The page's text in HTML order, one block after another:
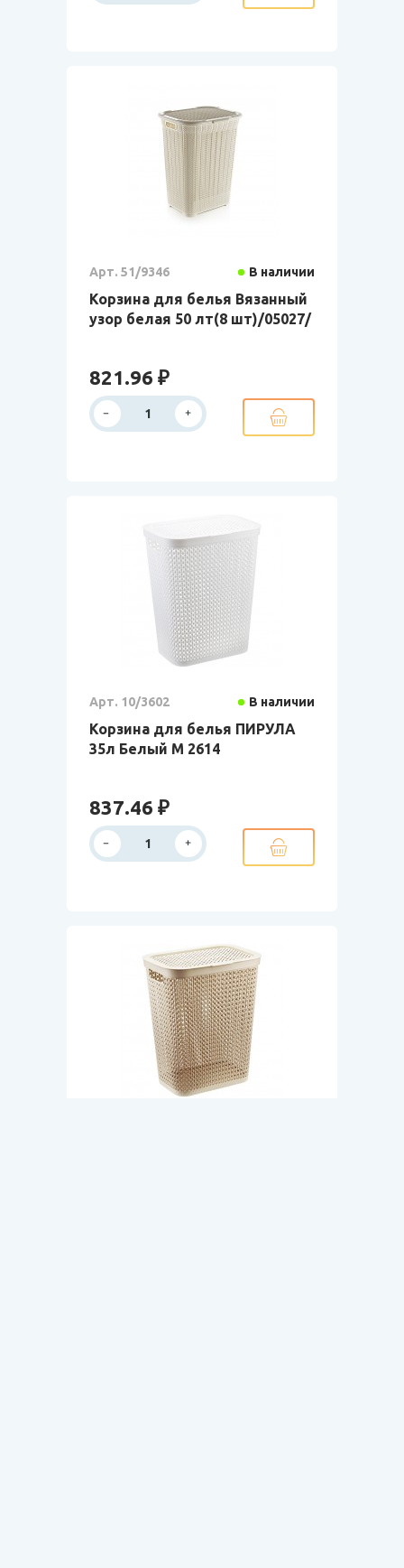
Арт. 51/9346 В наличии
Корзина для белья Вязанный
узор белая 50 лт(8 шт)/05027/
821.96 ₽
Арт. 10/3602 В наличии
Корзина для белья ПИРУЛА
35л Белый М 2614
837.46 ₽